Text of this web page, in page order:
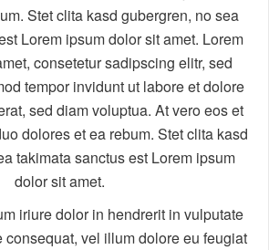
Stet clita kasd gubergren, no sea
Lorem ipsum dolor sit amet. Lorem
consetetur sadipscing elitr, sed
tempor invidunt ut labore et dolore
sed diam voluptua. At vero eos et
dolores et ea rebum. Stet clita kasd
takimata sanctus est Lorem ipsum
dolor sit amet.
iriure dolor in hendrerit in vulputate
vel illum dolore eu feugiat